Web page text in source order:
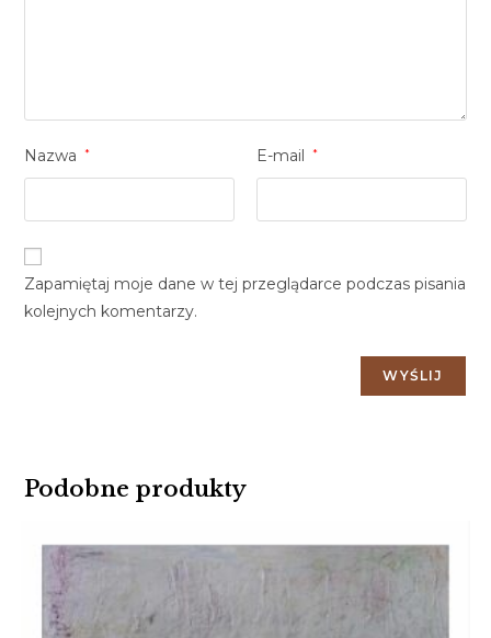
Nazwa * E-mail *
Zapamiętaj moje dane w tej przeglądarce podczas pisania
kolejnych komentarzy.
Podobne produkty